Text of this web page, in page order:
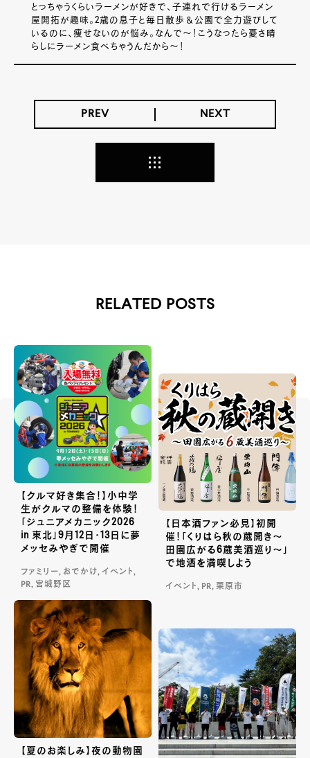
とっちゃうくらいラーメンが好きで、子連れで行けるラーメン
屋開拓が趣味。2歳の息子と毎日散歩＆公園で全力遊びして
いるのに、痩せないのが悩み。なんで～！こうなったら憂さ晴
らしにラーメン食べちゃうんだから～！
PREV NEXT
RELATED POSTS
【クルマ好き集合！】小中学
生がクルマの整備を体験！
「ジュニアメカニック2026
in 東北」9月12日・13日に夢
メッセみやぎで開催
ファミリー, おでかけ, イベント,
PR, 宮城野区
【日本酒ファン必見】初開
催！「くりはら秋の蔵開き〜
田園広がる6蔵美酒巡り〜」
で地酒を満喫しよう
イベント, PR, 栗原市
【夏のお楽しみ】夜の動物園